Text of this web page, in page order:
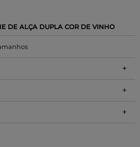
DE ALÇA DUPLA COR DE VINHO
+
+
+